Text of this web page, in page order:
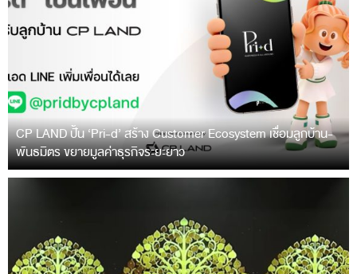
CP LAND ปั้น ‘Pri-d’ สร้าง Customer Ecosystem เชื่อมลูกบ้าน-
พันธมิตร ขยายมูลค่าธุรกิจระยะยาว